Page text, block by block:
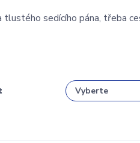
tlustého sedícího pána, třeba